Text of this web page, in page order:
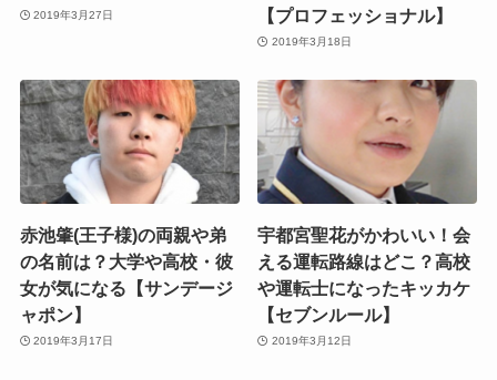
2019年3月27日
【プロフェッショナル】
2019年3月18日
赤池肇(王子様)の両親や弟
の名前は？大学や高校・彼
女が気になる【サンデージ
ャポン】
2019年3月17日
宇都宮聖花がかわいい！会
える運転路線はどこ？高校
や運転士になったキッカケ
【セブンルール】
2019年3月12日